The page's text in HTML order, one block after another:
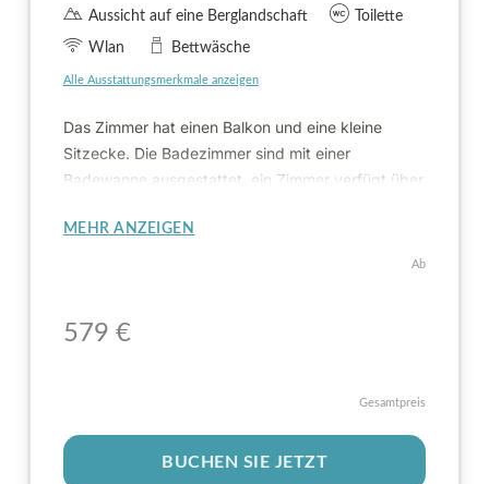
Aussicht auf eine Berglandschaft Toilette
Wlan Bettwäsche
Alle Ausstattungsmerkmale anzeigen
Das Zimmer hat einen Balkon und eine kleine
Sitzecke. Die Badezimmer sind mit einer
Badewanne ausgestattet, ein Zimmer verfügt über
MEHR ANZEIGEN
Ab
579 €
Gesamtpreis
BUCHEN SIE JETZT